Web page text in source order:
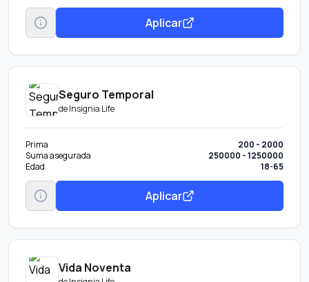
Aplicar
Seguro Temporal
deInsignia Life
Prima
200 - 2000
Suma asegurada
250000 - 1250000
Edad
18-65
Aplicar
Vida Noventa